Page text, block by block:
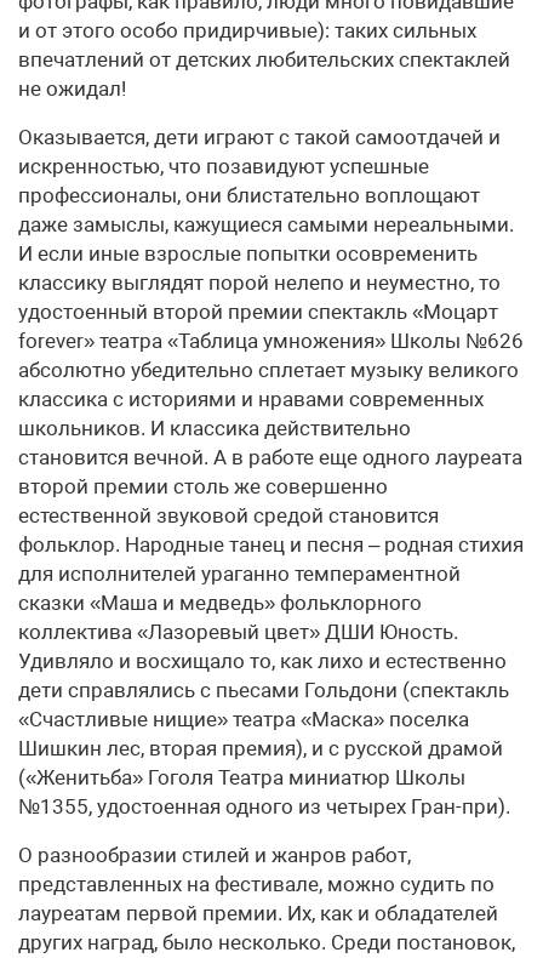
и от этого особо придирчивые): таких сильных
впечатлений от детских любительских спектаклей
не ожидал!
Оказывается, дети играют с такой самоотдачей и
искренностью, что позавидуют успешные
профессионалы, они блистательно воплощают
даже замыслы, кажущиеся самыми нереальными.
И если иные взрослые попытки осовременить
классику выглядят порой нелепо и неуместно, то
удостоенный второй премии спектакль «Моцарт
forever» театра «Таблица умножения» Школы №626
абсолютно убедительно сплетает музыку великого
классика с историями и нравами современных
школьников. И классика действительно
становится вечной. А в работе еще одного лауреата
второй премии столь же совершенно
естественной звуковой средой становится
фольклор. Народные танец и песня – родная стихия
для исполнителей ураганно темпераментной
сказки «Маша и медведь» фольклорного
коллектива «Лазоревый цвет» ДШИ Юность.
Удивляло и восхищало то, как лихо и естественно
дети справлялись с пьесами Гольдони (спектакль
«Счастливые нищие» театра «Маска» поселка
Шишкин лес, вторая премия), и с русской драмой
(«Женитьба» Гоголя Театра миниатюр Школы
№1355, удостоенная одного из четырех Гран-при).
О разнообразии стилей и жанров работ,
представленных на фестивале, можно судить по
лауреатам первой премии. Их, как и обладателей
других наград, было несколько. Среди постановок,